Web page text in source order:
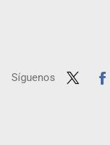
Síguenos